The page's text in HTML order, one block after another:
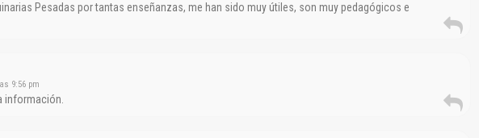
Pesadas por tantas enseñanzas, me han sido muy útiles, son muy pedagógicos e
9:56 pm
información.